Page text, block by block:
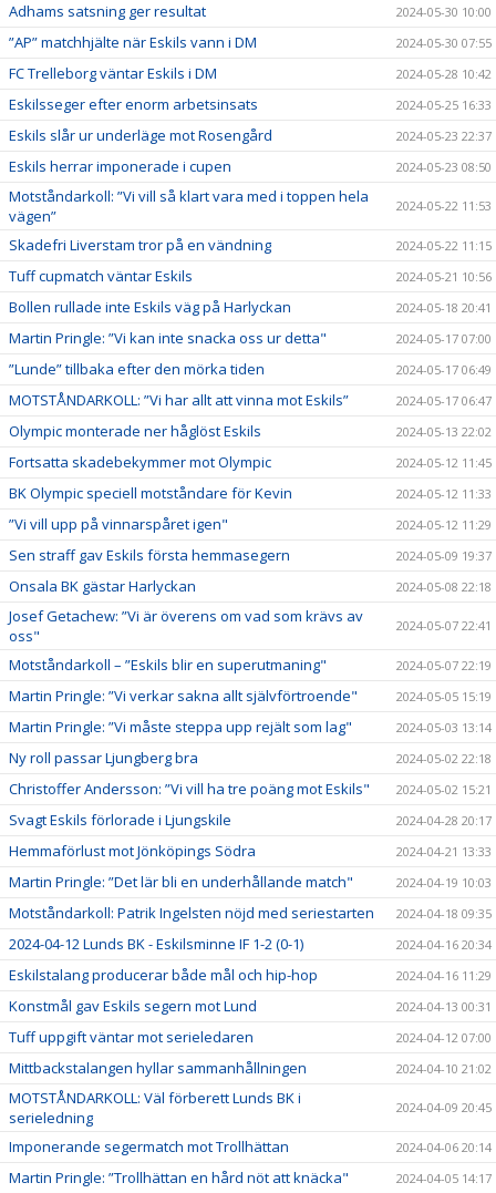
Adhams satsning ger resultat 2024-05-30 10:00
”AP” matchhjälte när Eskils vann i DM 2024-05-30 07:55
FC Trelleborg väntar Eskils i DM 2024-05-28 10:42
Eskilsseger efter enorm arbetsinsats 2024-05-25 16:33
Eskils slår ur underläge mot Rosengård 2024-05-23 22:37
Eskils herrar imponerade i cupen 2024-05-23 08:50
Motståndarkoll: ”Vi vill så klart vara med i toppen hela
vägen”
2024-05-22 11:53
Skadefri Liverstam tror på en vändning 2024-05-22 11:15
Tuff cupmatch väntar Eskils 2024-05-21 10:56
Bollen rullade inte Eskils väg på Harlyckan 2024-05-18 20:41
Martin Pringle: ”Vi kan inte snacka oss ur detta" 2024-05-17 07:00
”Lunde” tillbaka efter den mörka tiden 2024-05-17 06:49
MOTSTÅNDARKOLL: ”Vi har allt att vinna mot Eskils” 2024-05-17 06:47
Olympic monterade ner håglöst Eskils 2024-05-13 22:02
Fortsatta skadebekymmer mot Olympic 2024-05-12 11:45
BK Olympic speciell motståndare för Kevin 2024-05-12 11:33
”Vi vill upp på vinnarspåret igen" 2024-05-12 11:29
Sen straff gav Eskils första hemmasegern 2024-05-09 19:37
Onsala BK gästar Harlyckan 2024-05-08 22:18
Josef Getachew: ”Vi är överens om vad som krävs av
oss"
2024-05-07 22:41
Motståndarkoll – ”Eskils blir en superutmaning" 2024-05-07 22:19
Martin Pringle: ”Vi verkar sakna allt självförtroende" 2024-05-05 15:19
Martin Pringle: ”Vi måste steppa upp rejält som lag" 2024-05-03 13:14
Ny roll passar Ljungberg bra 2024-05-02 22:18
Christoffer Andersson: ”Vi vill ha tre poäng mot Eskils" 2024-05-02 15:21
Svagt Eskils förlorade i Ljungskile 2024-04-28 20:17
Hemmaförlust mot Jönköpings Södra 2024-04-21 13:33
Martin Pringle: ”Det lär bli en underhållande match" 2024-04-19 10:03
Motståndarkoll: Patrik Ingelsten nöjd med seriestarten 2024-04-18 09:35
2024-04-12 Lunds BK - Eskilsminne IF 1-2 (0-1) 2024-04-16 20:34
Eskilstalang producerar både mål och hip-hop 2024-04-16 11:29
Konstmål gav Eskils segern mot Lund 2024-04-13 00:31
Tuff uppgift väntar mot serieledaren 2024-04-12 07:00
Mittbackstalangen hyllar sammanhållningen 2024-04-10 21:02
MOTSTÅNDARKOLL: Väl förberett Lunds BK i
serieledning
2024-04-09 20:45
Imponerande segermatch mot Trollhättan 2024-04-06 20:14
Martin Pringle: ”Trollhättan en hård nöt att knäcka" 2024-04-05 14:17